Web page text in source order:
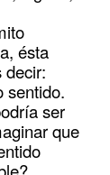
ésta
decir:
sentido.
ser
que